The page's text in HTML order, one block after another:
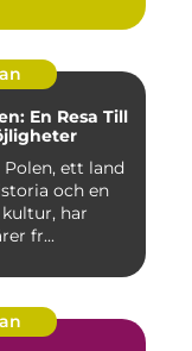
En Resa Till
ett land
och en
har
fr...